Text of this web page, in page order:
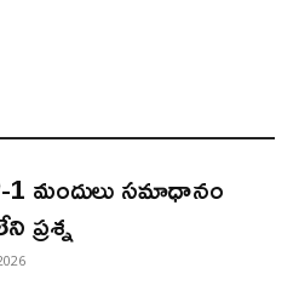
1 మందులు సమాధానం
ప్రశ్న